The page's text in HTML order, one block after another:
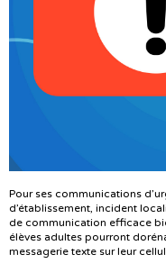
Pour ses communications
d’établissement, incident
de communication efficace
élèves adultes pourront
messagerie texte sur leur